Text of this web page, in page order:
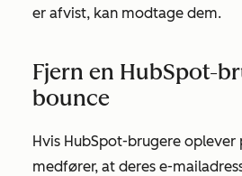
er afvist, kan modtage dem.
Fjern en HubSpot-
bounce
Hvis HubSpot-brugere oplever
medfører, at deres e-